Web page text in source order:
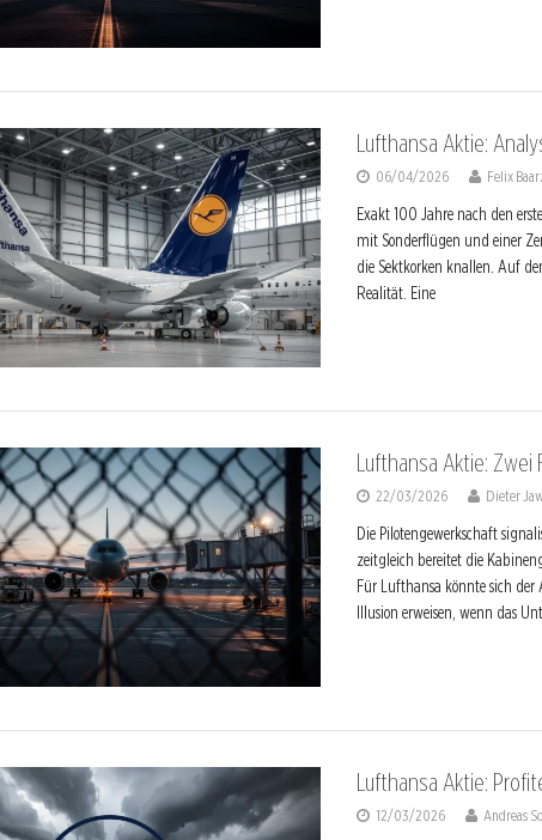
Lufthansa Aktie:
06/04/2026 Felix
Exakt 100 Jahre nach den
mit Sonderflügen und einer
die Sektkorken knallen. Auf
Realität. Eine
Lufthansa Aktie: Zwei
22/03/2026 Dieter
Die Pilotengewerkschaft
zeitgleich bereitet die
Für Lufthansa könnte sich
Illusion erweisen, wenn das
Lufthansa Aktie:
12/03/2026 Andreas